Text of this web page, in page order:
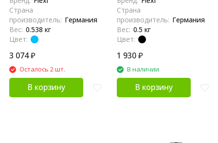
Страна
производитель: Германия
Вес: 0.538 кг
Цвет:
3 074₽
Осталось 2 шт.
В корзину
Страна
производитель: Германия
Вес: 0.5 кг
Цвет:
1 930₽
В наличии
В корзину